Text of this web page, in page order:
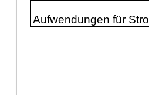
Aufwendungen für